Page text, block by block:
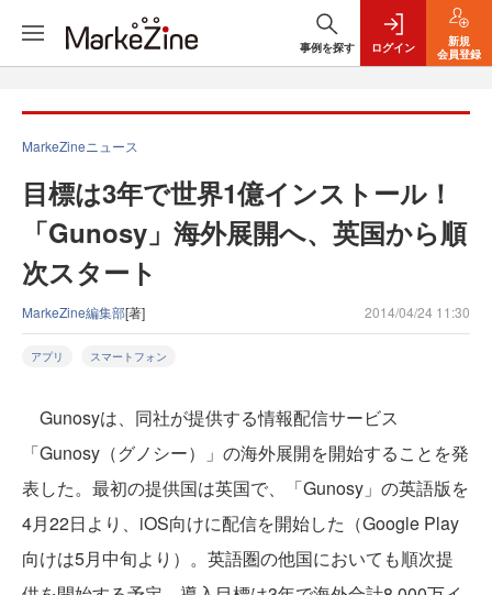
事例を探す ログイン
新規
会員登録
MarkeZineニュース
目標は3年で世界1億インストール！
「Gunosy」海外展開へ、英国から順
次スタート
MarkeZine編集部[著] 2014/04/24 11:30
アプリ スマートフォン
Gunosyは、同社が提供する情報配信サービス
「Gunosy（グノシー）」の海外展開を開始することを発
表した。最初の提供国は英国で、「Gunosy」の英語版を
4月22日より、iOS向けに配信を開始した（Google Play
向けは5月中旬より）。英語圏の他国においても順次提